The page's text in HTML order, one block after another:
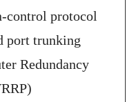
control protocol
port trunking
Redundancy